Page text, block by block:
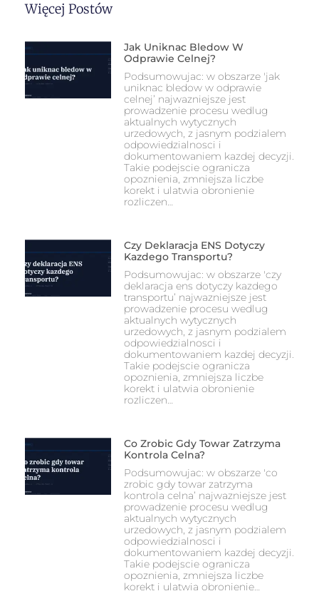
Więcej Postów
Jak Uniknac Bledow W
Odprawie Celnej?
Podsumowujac: w obszarze 'jak
uniknac bledow w odprawie
celnej’ najwazniejsze jest
prowadzenie procesu wedlug
aktualnych wytycznych
urzedowych, z jasnym podzialem
odpowiedzialnosci i
dokumentowaniem kazdej decyzji.
Takie podejscie ogranicza
opoznienia, zmniejsza liczbe
korekt i ulatwia obronienie
rozliczen…
Czy Deklaracja ENS Dotyczy
Kazdego Transportu?
Podsumowujac: w obszarze 'czy
deklaracja ens dotyczy kazdego
transportu’ najwazniejsze jest
prowadzenie procesu wedlug
aktualnych wytycznych
urzedowych, z jasnym podzialem
odpowiedzialnosci i
dokumentowaniem kazdej decyzji.
Takie podejscie ogranicza
opoznienia, zmniejsza liczbe
korekt i ulatwia obronienie
rozliczen…
Co Zrobic Gdy Towar Zatrzyma
Kontrola Celna?
Podsumowujac: w obszarze 'co
zrobic gdy towar zatrzyma
kontrola celna’ najwazniejsze jest
prowadzenie procesu wedlug
aktualnych wytycznych
urzedowych, z jasnym podzialem
odpowiedzialnosci i
dokumentowaniem kazdej decyzji.
Takie podejscie ogranicza
opoznienia, zmniejsza liczbe
korekt i ulatwia obronienie…